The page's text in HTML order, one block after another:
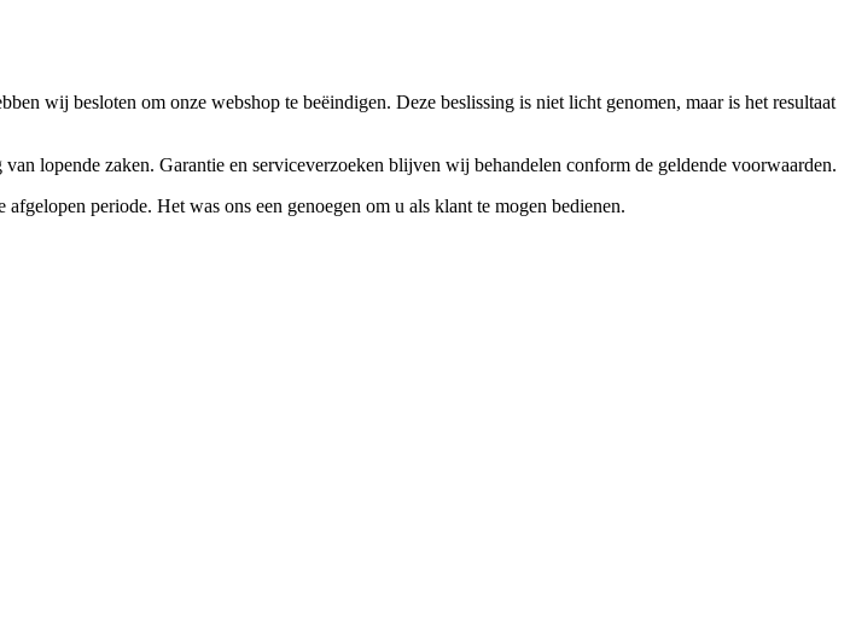
wij besloten om onze webshop te beëindigen. Deze beslissing is niet licht genomen, maar is het resultaat
lopende zaken. Garantie en serviceverzoeken blijven wij behandelen conform de geldende voorwaarden.
periode. Het was ons een genoegen om u als klant te mogen bedienen.